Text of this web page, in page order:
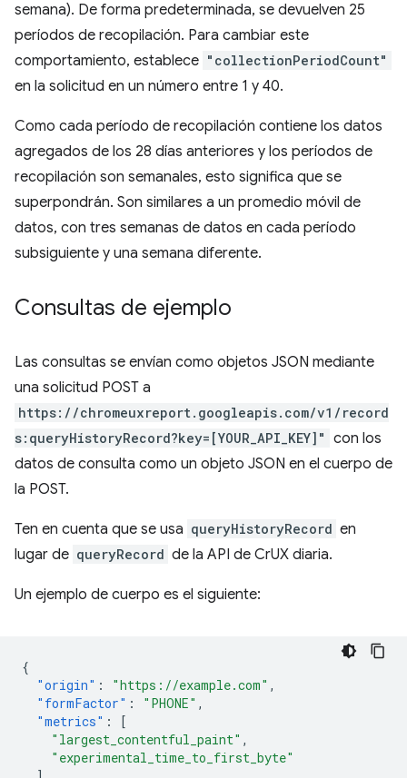
semana). De forma predeterminada, se devuelven 25
períodos de recopilación. Para cambiar este
comportamiento, establece "collectionPeriodCount"
en la solicitud en un número entre 1 y 40.
Como cada período de recopilación contiene los datos
agregados de los 28 días anteriores y los períodos de
recopilación son semanales, esto significa que se
superpondrán. Son similares a un promedio móvil de
datos, con tres semanas de datos en cada período
subsiguiente y una semana diferente.
Consultas de ejemplo
Las consultas se envían como objetos JSON mediante
una solicitud POST a
https://chromeuxreport.googleapis.com/v1/record
s:queryHistoryRecord?key=[YOUR_API_KEY]" con los
datos de consulta como un objeto JSON en el cuerpo de
la POST.
Ten en cuenta que se usa queryHistoryRecord en
lugar de queryRecord de la API de CrUX diaria.
Un ejemplo de cuerpo es el siguiente:
{
"origin" : "https://example.com" ,
"formFactor" : "PHONE" ,
"metrics" :
[
"largest_contentful_paint" ,
"experimental_time_to_first_byte"